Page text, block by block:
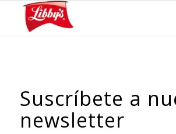
Suscríbete a
newsletter